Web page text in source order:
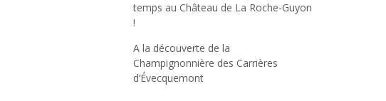
temps au Château de La Roche-Guyon
!
A la découverte de la
Champignonnière des Carrières
d’Évecquemont